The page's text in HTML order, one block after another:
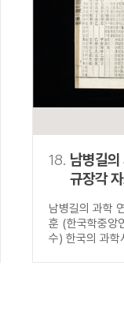
18. 남병길
규장각
남병길의 과학
훈 (한국학중앙
수) 한국의 과학